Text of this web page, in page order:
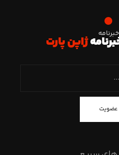
خبرنامه ژاپن پارت
عضویت